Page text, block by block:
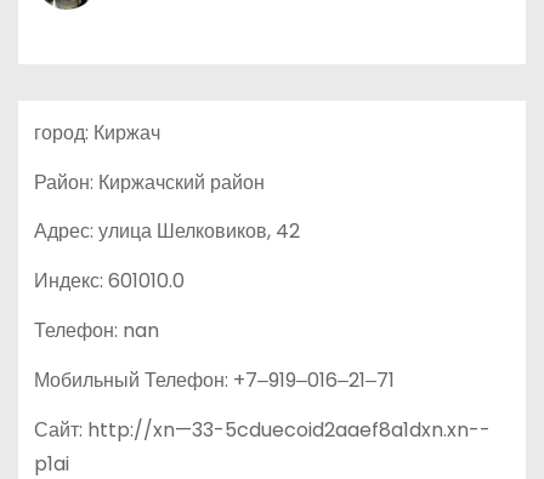
город: Киржач
Район: Киржачский район
Адрес: улица Шелковиков, 42
Индекс: 601010.0
Телефон: nan
Мобильный Телефон: +7‒919‒016‒21‒71
Сайт: http://xn—33-5cduecoid2aaef8a1dxn.xn--
p1ai